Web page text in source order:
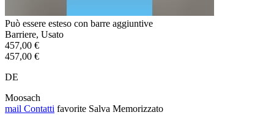
Può essere esteso con barre aggiuntive
Barriere, Usato
457,00 €
457,00 €
DE
Moosach
mail Contatti favorite Salva Memorizzato